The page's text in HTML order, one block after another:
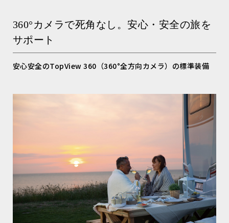
360°カメラで死角なし。安心・安全の旅を
サポート
安心安全のTopView 360（360°全方向カメラ）の標準装備